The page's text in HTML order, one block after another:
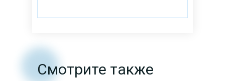
Смотрите также